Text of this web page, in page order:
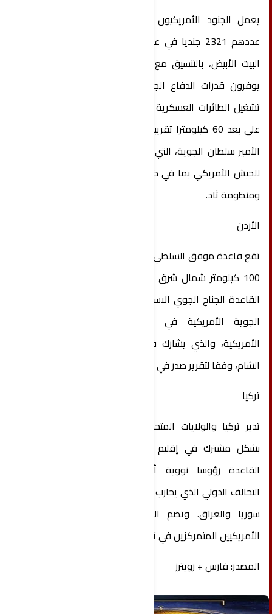
يعمل الجنود الأمريكيون في السعودية، الذين بلغ
البيت الأبيض، بالتنسيق مع الحكومة السعودية، حيث
يوفرون قدرات الدفاع الجوي والصاروخي ويدعمون
تشغيل الطائرات العسكرية الأمريكية. ويتمركز بعضهم
على بعد 60 كيلومترا تقريبا جنوب الرياض، في قاعدة
الأمير سلطان الجوية، التي تدعم أصول الدفاع الجوي
للجيش الأمريكي بما في ذلك بطاريات صواريخ باتريوت
ومنظومة ثاد.
الأردن
تقع قاعدة موفق السلطي الجوية في الأزرق، على بعد
100 كيلومتر شمال شرق العاصمة عمّان، وتستضيف
الجوية الأمريكية في القوات الجوية المركزية
الأمريكية، والذي يشارك في مهام في جميع أنحاء
الشام، وفقا لتقرير صدر في مكتبة الكونجرس.
تركيا
تدير تركيا والولايات المتحدة قاعدة إنجرليك الجوية
بشكل مشترك في إقليم أضنة الجنوبي. وتضم في
القاعدة رؤوسا نووية أمريكية واستُخدمت لدعم
التحالف الدولي الذي يحارب تنظيم الدولة الإسلامية في
الأمريكيين المتمركزين في تركيا.
المصدر: فارس + رويترز